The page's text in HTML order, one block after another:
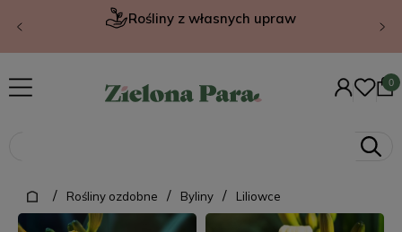
Rośliny z własnych upraw
/ Rośliny ozdobne / Byliny / Liliowce